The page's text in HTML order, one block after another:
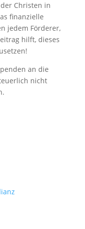
Christen in
finanzielle
jedem Förderer,
hilft, dieses
an die
nicht